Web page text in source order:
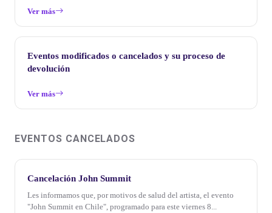
Ver más
Eventos modificados o cancelados y su proceso de
devolución
Ver más
EVENTOS CANCELADOS
Cancelación John Summit
Les informamos que, por motivos de salud del artista, el evento
"John Summit en Chile", programado para este viernes 8...